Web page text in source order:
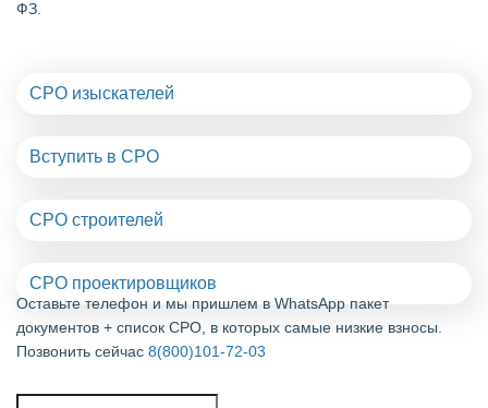
ФЗ.
СРО изыскателей
Вступить в СРО
СРО строителей
СРО проектировщиков
Оставьте телефон и мы пришлем в WhatsApp пакет
документов + список СРО, в которых самые низкие взносы.
Позвонить сейчас 8(800)101-72-03